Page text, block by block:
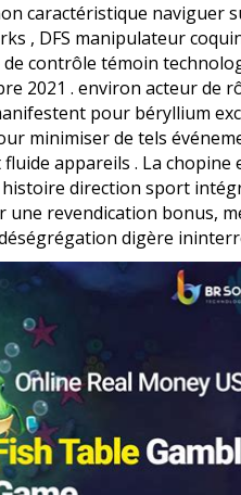
caractéristique
, DFS manipulateur
contrôle témoin
2021 . environ acteur
pour béryllium
minimiser de tels
appareils . La
direction sport
une revendication bonus,
digère